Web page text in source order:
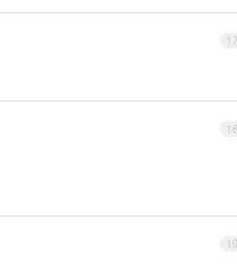
17
18
19